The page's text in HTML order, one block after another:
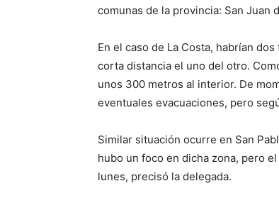
comunas de la provincia: San Juan
En el caso de La Costa, habrían
corta distancia el uno del otro.
unos 300 metros al interior. De
eventuales evacuaciones, pero
Similar situación ocurre en San
hubo un foco en dicha zona, pero
lunes, precisó la delegada.